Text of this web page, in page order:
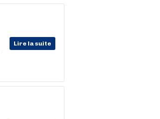
Lire la suite